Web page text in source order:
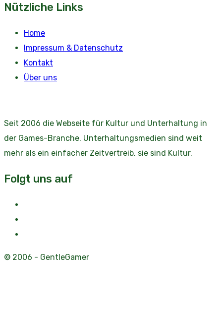
Nützliche Links
Home
Impressum & Datenschutz
Kontakt
Über uns
Seit 2006 die Webseite für Kultur und Unterhaltung in
der Games-Branche. Unterhaltungsmedien sind weit
mehr als ein einfacher Zeitvertreib, sie sind Kultur.
Folgt uns auf
© 2006 - GentleGamer